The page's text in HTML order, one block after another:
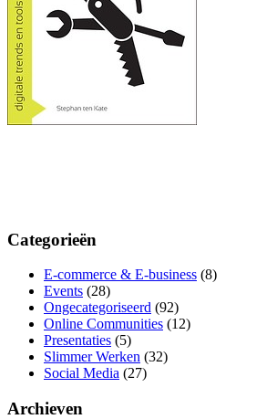
Categorieën
E-commerce & E-business (8)
Events (28)
Ongecategoriseerd (92)
Online Communities (12)
Presentaties (5)
Slimmer Werken (32)
Social Media (27)
Archieven